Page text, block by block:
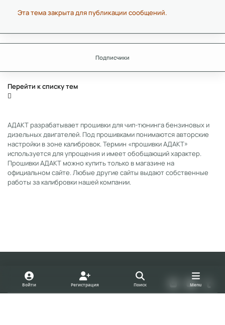
Эта тема закрыта для публикации сообщений.
Подписчики
Перейти к списку тем
АДАКТ разрабатывает прошивки для чип-тюнинга бензиновых и
дизельных двигателей. Под прошивками понимаются авторские
настройки в зоне калибровок. Термин «прошивки АДАКТ»
используется для упрощения и имеет обобщающий характер.
Прошивки АДАКТ можно купить только в магазине на
официальном сайте. Любые другие сайты выдают собственные
работы за калибровки нашей компании.
Light ModeDark ModeSystem Preference
k
o
t
u
Войти Регистрация Поиск Menu